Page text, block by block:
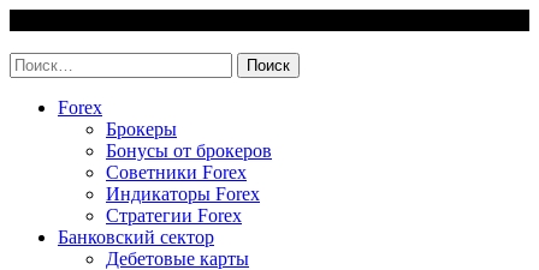
content
Найти:
Forex
Брокеры
Бонусы от брокеров
Советники Forex
Индикаторы Forex
Стратегии Forex
Банковский сектор
Дебетовые карты